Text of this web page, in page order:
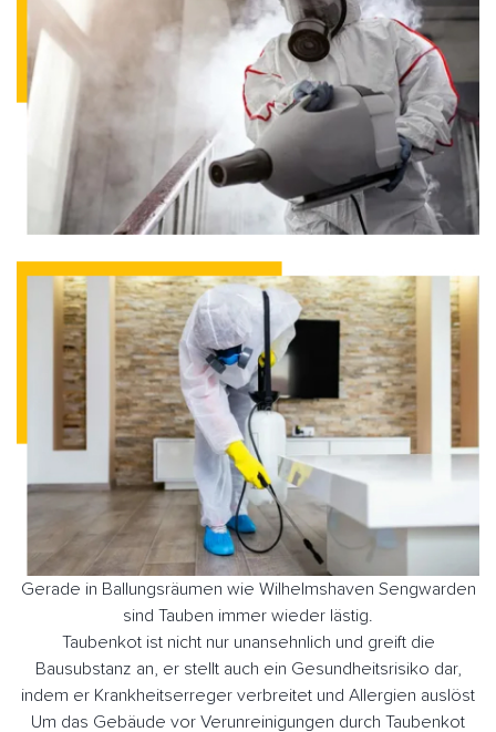
Gerade in Ballungsräumen wie Wilhelmshaven Sengwarden
sind Tauben immer wieder lästig.
Taubenkot ist nicht nur unansehnlich und greift die
Bausubstanz an, er stellt auch ein Gesundheitsrisiko dar,
indem er Krankheitserreger verbreitet und Allergien auslöst
Um das Gebäude vor Verunreinigungen durch Taubenkot